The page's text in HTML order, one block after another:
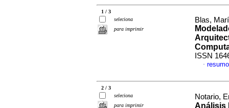
1 / 3
seleciona
para imprimir
Blas,
ISSN
·
2 / 3
seleciona
para imprimir
Notario,
Análisis